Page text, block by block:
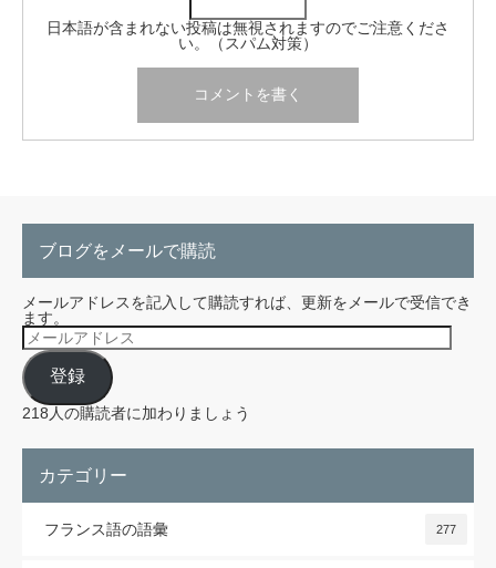
日本語が含まれない投稿は無視されますのでご注意くださ
い。（スパム対策）
ブログをメールで購読
メールアドレスを記入して購読すれば、更新をメールで受信でき
ます。
メ
ー
ル
ア
ド
レ
ス
登録
218人の購読者に加わりましょう
カテゴリー
フランス語の語彙 277